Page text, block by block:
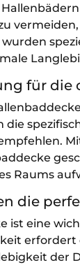
für
die
Raums
die
ist eine
erfordert
der